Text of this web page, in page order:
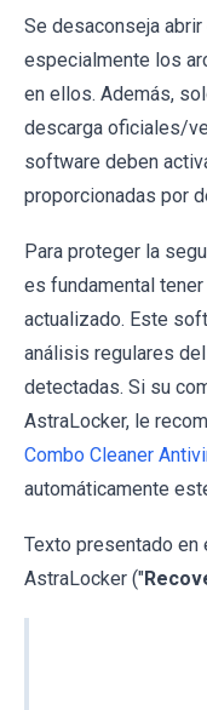
Se desaconseja
especialmente los
en ellos. Además,
descarga oficiales/
software deben
proporcionadas por
Para proteger la
es fundamental
actualizado. Este
análisis regulares
detectadas. Si su
AstraLocker, le
Combo Cleaner
automáticamente
Texto presentado en
AstraLocker ("
*